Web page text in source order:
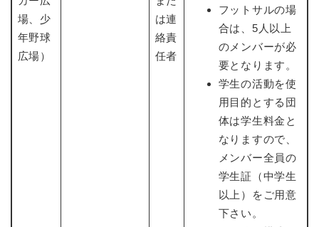
場、少
年野球
広場）
は連
絡責
任者
フットサルの場
合は、5人以上
のメンバーが必
要となります。
学生の活動を使
用目的とする団
体は学生料金と
なりますので、
メンバー全員の
学生証（中学生
以上）をご用意
下さい。